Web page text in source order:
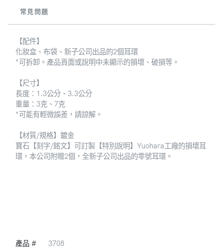
常見問題
【配件】
化妝盒、布袋、新子公司出品的2個耳環
*可拆卸。產品頁面或說明中未顯示的損壞、破損等。
【尺寸】
長度：1.3公分、3.3公分
重量：3克、7克
*可能有輕微誤差，請諒解。
【材質/規格】 鍍金
寶石 【刻字/銘文】 可訂製 【特別說明】 Yuohara工廠的損壞耳
環，本公司附贈2個，全新子公司出品的零號耳環。
產品 # 3708